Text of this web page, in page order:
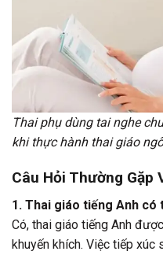
Thai phụ dùng tai nghe
khi thực hành thai giáo
Câu Hỏi Thường Gặp
1. Thai giáo tiếng Anh có
Có, thai giáo tiếng Anh
khuyến khích. Việc tiếp